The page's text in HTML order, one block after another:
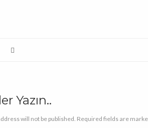
Yazın..
will not be published. Required fields are